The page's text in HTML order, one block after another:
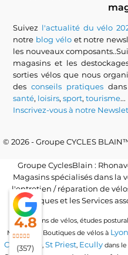
Suivez l'actualité du vélo
notre blog véloet notre
les nouveaux
magasins et les
sorties vélos que nous
desconseils pratiques
santé, loisirs,sport,tourisme...
Inscrivez-vous à notre
© 2026 - Groupe CYCLES
Groupe CyclesBlain :
Magasins spécialisés dans la
l'entretien / réparation de
électriques et les Services
Locations de vélos, études
Magasins / Boutiques de vélos à
Craponne, St Priest, Ecully dans
4.8
(357)